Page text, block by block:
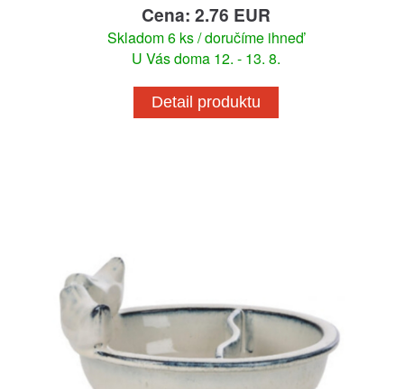
Cena: 2.76 EUR
Skladom 6 ks / doručíme ihneď
U Vás doma 12. - 13. 8.
Detail produktu